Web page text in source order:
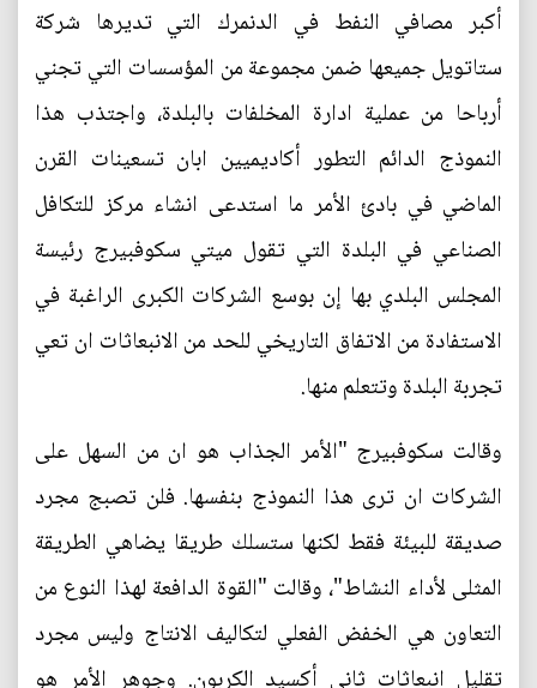
أكبر مصافي النفط في الدنمرك التي تديرها شركة
ستاتويل جميعها ضمن مجموعة من المؤسسات التي تجني
أرباحا من عملية ادارة المخلفات بالبلدة، واجتذب هذا
النموذج الدائم التطور أكاديميين ابان تسعينات القرن
الماضي في بادئ الأمر ما استدعى انشاء مركز للتكافل
الصناعي في البلدة التي تقول ميتي سكوفبيرج رئيسة
المجلس البلدي بها إن بوسع الشركات الكبرى الراغبة في
الاستفادة من الاتفاق التاريخي للحد من الانبعاثات ان تعي
تجربة البلدة وتتعلم منها.
وقالت سكوفبيرج "الأمر الجذاب هو ان من السهل على
الشركات ان ترى هذا النموذج بنفسها. فلن تصبج مجرد
صديقة للبيئة فقط لكنها ستسلك طريقا يضاهي الطريقة
المثلى لأداء النشاط"، وقالت "القوة الدافعة لهذا النوع من
التعاون هي الخفض الفعلي لتكاليف الانتاج وليس مجرد